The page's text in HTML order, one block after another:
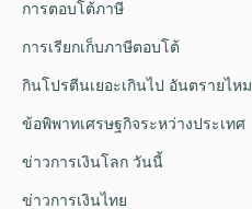
การตอบโต้ภาษี
การเรียกเก็บภาษีตอบโต้
กินโปรตีนเยอะเกินไป อันตรายไหม
ข้อพิพาทเศรษฐกิจระหว่างประเทศ
ข่าวการเงินโลก วันนี้
ข่าวการเงินไทย